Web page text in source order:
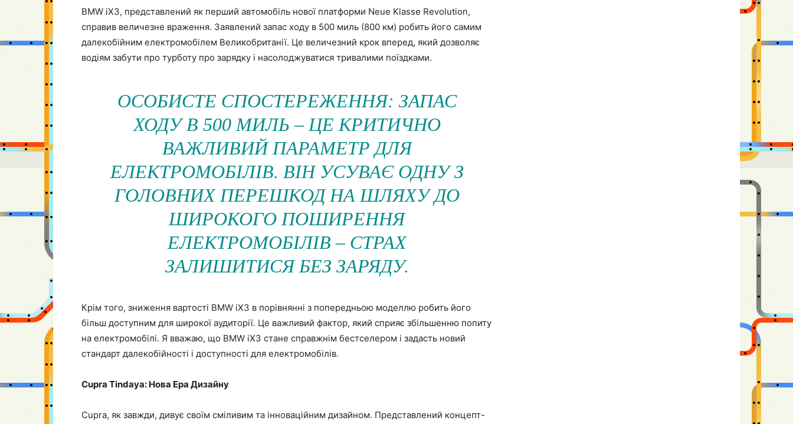
BMW iX3, представлений як перший автомобіль нової платформи Neue Klasse Revolution,
справив величезне враження. Заявлений запас ходу в 500 миль (800 км) робить його самим
далекобійним електромобілем Великобританії. Це величезний крок вперед, який дозволяє
водіям забути про турботу про зарядку і насолоджуватися тривалими поїздками.
ОСОБИСТЕ СПОСТЕРЕЖЕННЯ: ЗАПАС
ХОДУ В 500 МИЛЬ – ЦЕ КРИТИЧНО
ВАЖЛИВИЙ ПАРАМЕТР ДЛЯ
ЕЛЕКТРОМОБІЛІВ. ВІН УСУВАЄ ОДНУ З
ГОЛОВНИХ ПЕРЕШКОД НА ШЛЯХУ ДО
ШИРОКОГО ПОШИРЕННЯ
ЕЛЕКТРОМОБІЛІВ – СТРАХ
ЗАЛИШИТИСЯ БЕЗ ЗАРЯДУ.
Крім того, зниження вартості BMW iX3 в порівнянні з попередньою моделлю робить його
більш доступним для широкої аудиторії. Це важливий фактор, який сприяє збільшенню попиту
на електромобілі. Я вважаю, що BMW iX3 стане справжнім бестселером і задасть новий
стандарт далекобійності і доступності для електромобілів.
Cupra Tindaya: Нова Ера Дизайну
Cupra, як завжди, дивує своїм сміливим та інноваційним дизайном. Представлений концепт-